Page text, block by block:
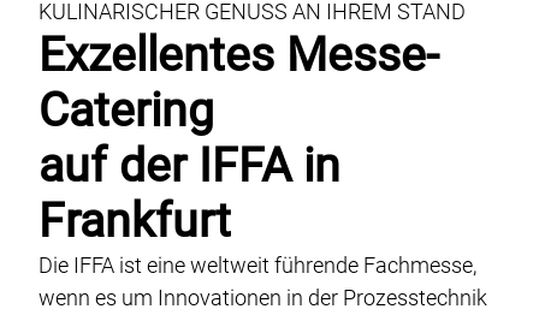
Office-Catering
Privates Catering
Sommerfest-Catering
Film-Catering
Virtuelle Events
Eventplanung
KULINARISCHER GENUSS AN IHREM STAND
Exzellentes Messe-
Catering
auf der IFFA in
Frankfurt
Die IFFA ist eine weltweit führende Fachmesse,
wenn es um Innovationen in der Prozesstechnik